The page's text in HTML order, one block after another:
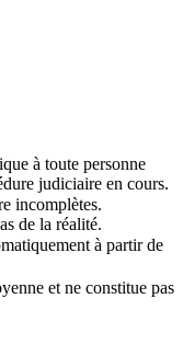
à toute personne
judiciaire en cours.
incomplètes.
de la réalité.
à partir de
et ne constitue pas